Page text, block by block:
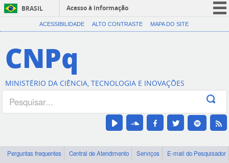
BRASIL
Acesso à informação
CORONAVÍRUS (COVID-19)
Canais
ACESSIBILIDADE ALTO CONTRASTE MAPA DO SITE
CNPq
MINISTÉRIO DA CIÊNCIA, TECNOLOGIA E INOVAÇÕES
Perguntas frequentes Central de Atendimento Serviços
E-mail do Pesquisador